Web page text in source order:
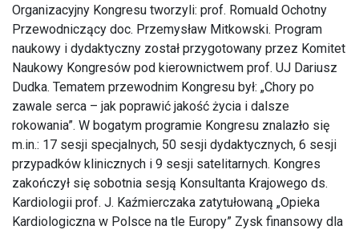
Organizacyjny Kongresu tworzyli: prof. Romuald Ochotny
Przewodniczący doc. Przemysław Mitkowski. Program
naukowy i dydaktyczny został przygotowany przez Komitet
Naukowy Kongresów pod kierownictwem prof. UJ Dariusz
Dudka. Tematem przewodnim Kongresu był: „Chory po
zawale serca – jak poprawić jakość życia i dalsze
rokowania”. W bogatym programie Kongresu znalazło się
m.in.: 17 sesji specjalnych, 50 sesji dydaktycznych, 6 sesji
przypadków klinicznych i 9 sesji satelitarnych. Kongres
zakończył się sobotnia sesją Konsultanta Krajowego ds.
Kardiologii prof. J. Kaźmierczaka zatytułowaną „Opieka
Kardiologiczna w Polsce na tle Europy” Zysk finansowy dla